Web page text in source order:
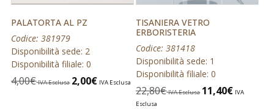
PALATORTA AL PZ
Codice: 381979
Disponibilità sede: 2
Disponibilità filiale: 0
4,00€ IVA Esclusa 2,00€ IVA Esclusa
TISANIERA VETRO
ERBORISTERIA
Codice: 381418
Disponibilità sede: 1
Disponibilità filiale: 0
22,80€ IVA Esclusa 11,40€ IVA
Esclusa